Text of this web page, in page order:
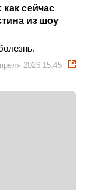
как сейчас
из шоу
2026 15:45